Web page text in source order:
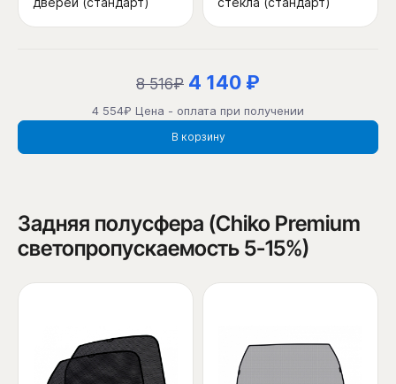
8 516₽ 4 140 ₽
4 554₽ Цена - оплата при получении
В корзину
Задняя полусфера (Chiko Premium
светопропускаемость 5-15%)